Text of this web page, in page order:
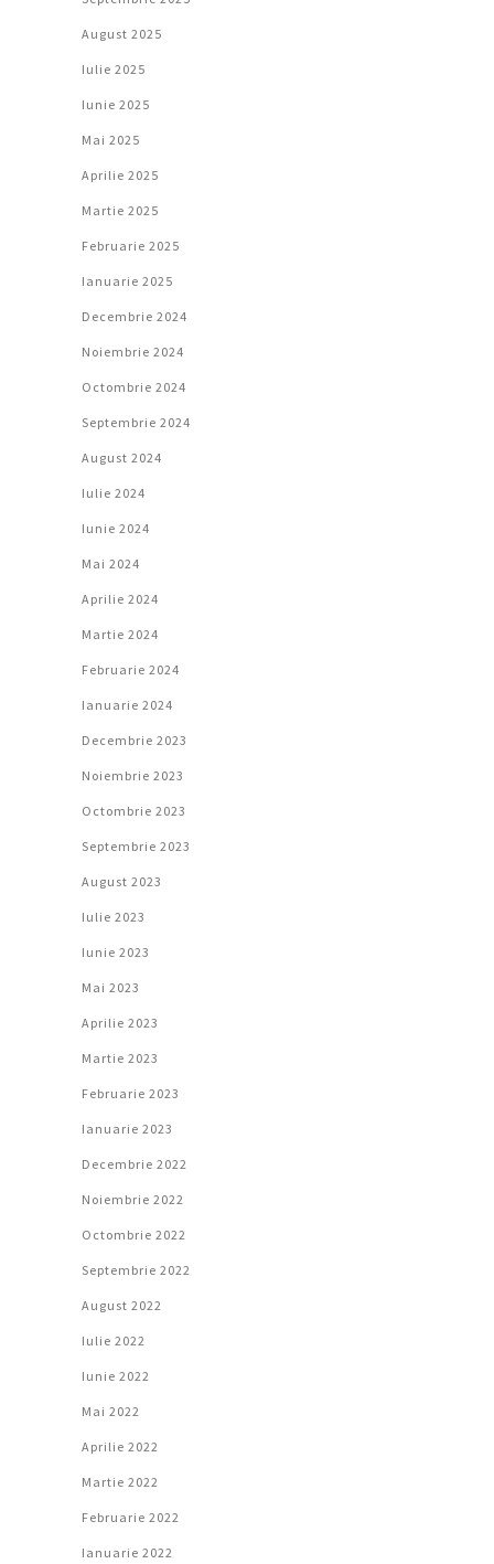
August 2025
Iulie 2025
Iunie 2025
Mai 2025
Aprilie 2025
Martie 2025
Februarie 2025
Ianuarie 2025
Decembrie 2024
Noiembrie 2024
Octombrie 2024
Septembrie 2024
August 2024
Iulie 2024
Iunie 2024
Mai 2024
Aprilie 2024
Martie 2024
Februarie 2024
Ianuarie 2024
Decembrie 2023
Noiembrie 2023
Octombrie 2023
Septembrie 2023
August 2023
Iulie 2023
Iunie 2023
Mai 2023
Aprilie 2023
Martie 2023
Februarie 2023
Ianuarie 2023
Decembrie 2022
Noiembrie 2022
Octombrie 2022
Septembrie 2022
August 2022
Iulie 2022
Iunie 2022
Mai 2022
Aprilie 2022
Martie 2022
Februarie 2022
Ianuarie 2022